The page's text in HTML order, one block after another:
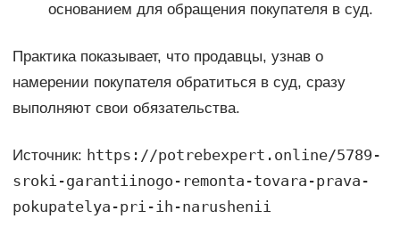
основанием для обращения покупателя в суд.
Практика показывает, что продавцы, узнав о
намерении покупателя обратиться в суд, сразу
выполняют свои обязательства.
Источник: https://potrebexpert.online/5789-
sroki-garantiinogo-remonta-tovara-prava-
pokupatelya-pri-ih-narushenii